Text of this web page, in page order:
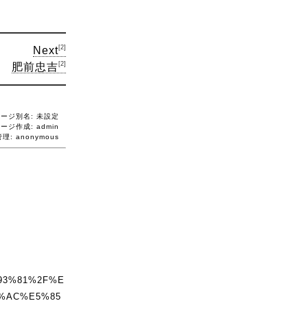
Next[2]
肥前忠吉[2]
ジ別名: 未設定
ージ作成: admin
理:anonymous